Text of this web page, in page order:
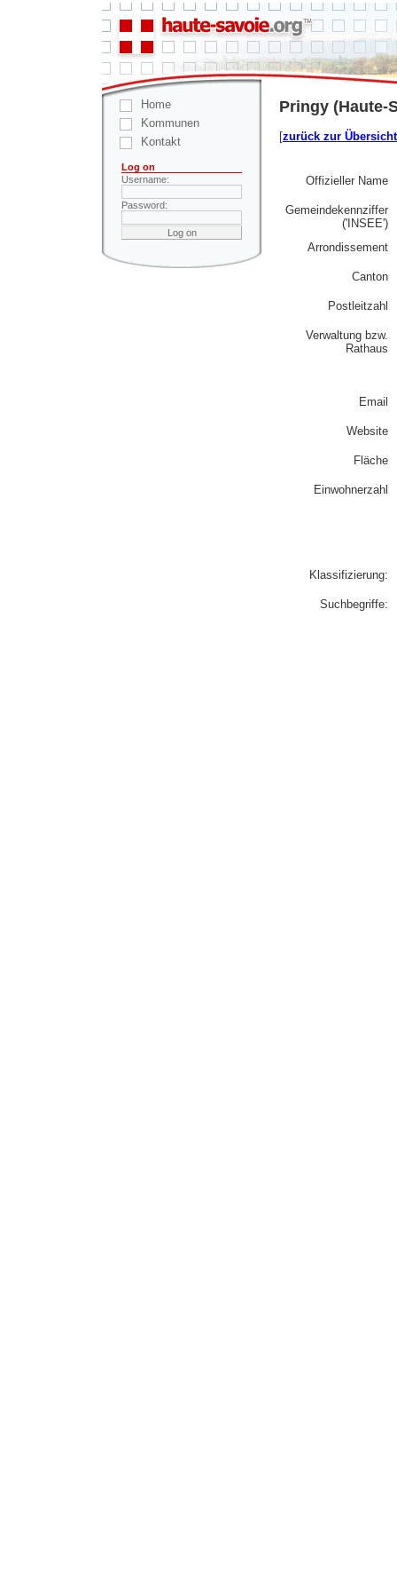
Home
Kommunen
Kontakt
Log on
Username:
Password:
Pringy (Haute-
[zurück zur Übersicht
Offizieller Name
Gemeindekennziffer
('INSEE')
Arrondissement
Canton
Postleitzahl
Verwaltung bzw.
Rathaus
Email
Website
Fläche
Einwohnerzahl
Klassifizierung:
Suchbegriffe: